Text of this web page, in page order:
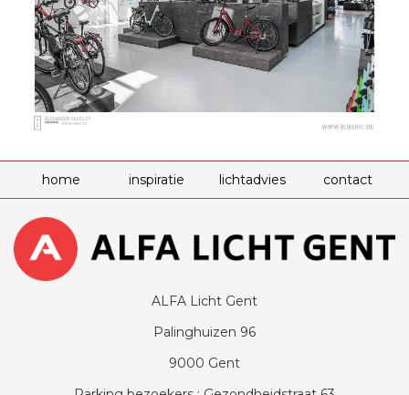
home inspiratie lichtadvies contact
ALFA Licht Gent
Palinghuizen 96
9000 Gent